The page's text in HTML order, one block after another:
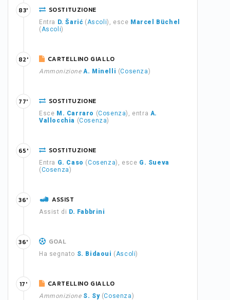
SOSTITUZIONE
Entra D. Šarić (Ascoli), esce Marcel Büchel
(Ascoli)
83'
CARTELLINO GIALLO
Ammonizione A. Minelli (Cosenza)
82'
SOSTITUZIONE
Esce M. Carraro (Cosenza), entra A.
Vallocchia (Cosenza)
77'
SOSTITUZIONE
Entra G. Caso (Cosenza), esce G. Sueva
(Cosenza)
65'
ASSIST
Assist di D. Fabbrini
36'
GOAL
Ha segnato S. Bidaoui (Ascoli)
36'
CARTELLINO GIALLO
Ammonizione S. Sy(Cosenza)
17'